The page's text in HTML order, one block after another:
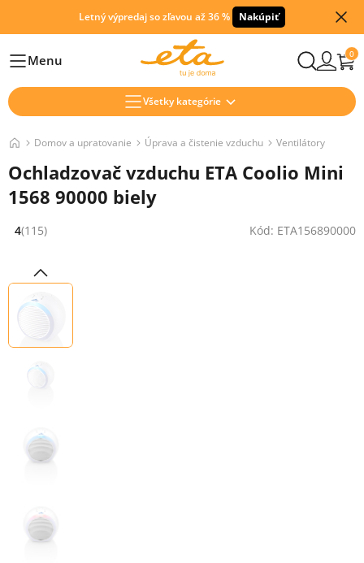
Letný výpredaj so zľavou až 36 % Nakúpiť
HlavníMenu 0
Všetky kategórie
Domov a upratovanie Úprava a čistenie vzduchu Ventilátory
Ochladzovač vzduchu ETA Coolio Mini
1568 90000 biely
Hodnocení: 4 z 5 (115 recenzí)
4(115) Kód: ETA156890000